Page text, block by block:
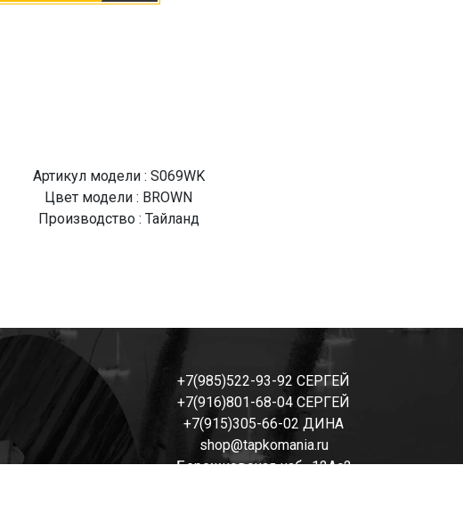
Артикул модели : S069WK
Цвет модели : BROWN
Производство : Тайланд
+7(985)522-93-92 СЕРГЕЙ
+7(916)801-68-04 СЕРГЕЙ
+7(915)305-66-02 ДИНА
shop@tapkomania.ru
Бережковская наб., 12Ас2